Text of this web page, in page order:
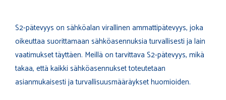
S2-pätevyys on sähköalan virallinen ammattipätevyys, joka
oikeuttaa suorittamaan sähköasennuksia turvallisesti ja lain
vaatimukset täyttäen. Meillä on tarvittava S2-pätevyys, mikä
takaa, että kaikki sähköasennukset toteutetaan
asianmukaisesti ja turvallisuusmääräykset huomioiden.